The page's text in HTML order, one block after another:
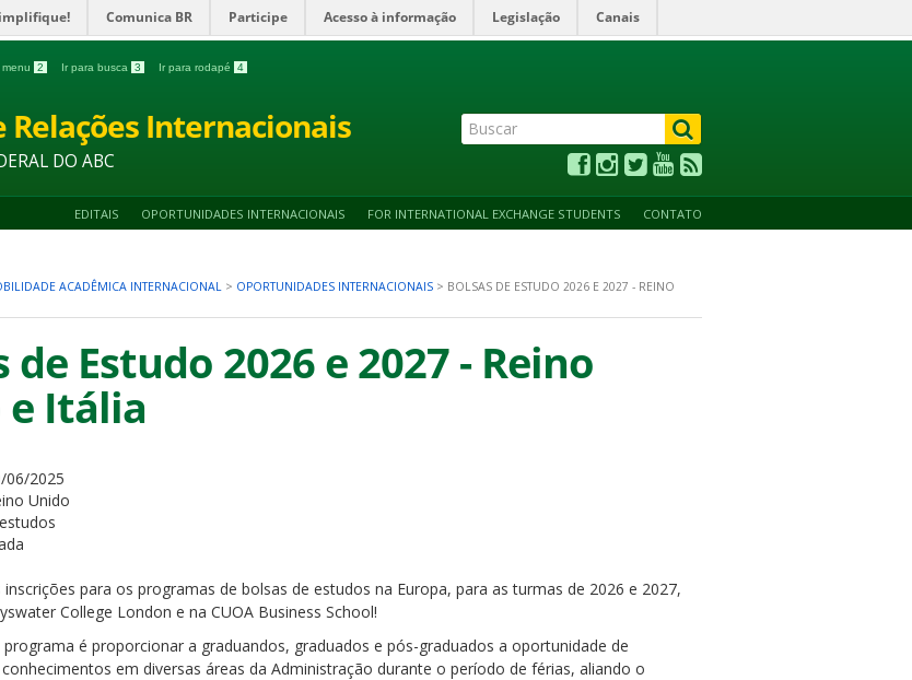
Comunica BR Participe Acesso à informação Legislação Canais
menu 2 Ir para busca 3 Ir para rodapé 4
Relações Internacionais
DO ABC
EDITAIS OPORTUNIDADES INTERNACIONAIS FOR INTERNATIONAL EXCHANGE STUDENTS CONTATO
ACADÊMICA INTERNACIONAL > OPORTUNIDADES INTERNACIONAIS > BOLSAS DE ESTUDO 2026 E 2027 - REINO
de Estudo 2026 e 2027 - Reino
e Itália
06/2025
Unido
inscrições para os programas de bolsas de estudos na Europa, para as turmas de 2026 e 2027,
College London e na CUOA Business School!
é proporcionar a graduandos, graduados e pós-graduados a oportunidade de
em diversas áreas da Administração durante o período de férias, aliando o